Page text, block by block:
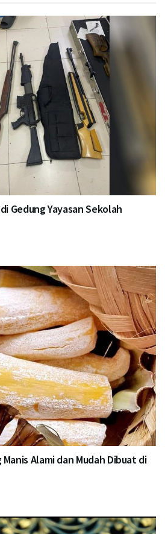
Gedung Yayasan Sekolah
Alami dan Mudah Dibuat di